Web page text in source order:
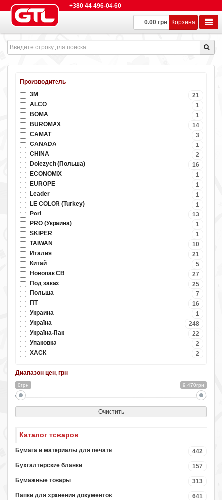
+380 44 496-04-60
0.00 грн Корзина
Производитель
21
3M
1
ALCO
1
BOMA
14
BUROMAX
3
CAMAT
1
CANADA
2
CHINA
16
Dolezych (Польша)
1
ECONOMIX
1
EUROPE
1
Leader
1
LE COLOR (Turkey)
13
Peri
1
PRO (Украина)
1
SKIPER
10
TAIWAN
21
Италия
5
Китай
27
Новопак СВ
25
Под заказ
7
Польша
16
ПТ
1
Украина
248
Україна
22
Україна-Пак
2
Упаковка
2
ХАСК
Диапазон цен, грн
0грн 9 470грн
Очистить
Каталог товаров
442
Бумага и материалы для печати
157
Бухгалтерские бланки
313
Бумажные товары
641
Папки для хранения документов